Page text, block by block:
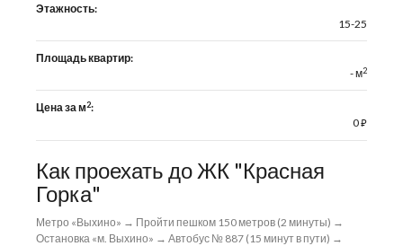
Этажность:
15-25
Площадь квартир:
- м2
Цена за м2:
0⃏
Как проехать до ЖК "Красная
Горка"
Метро «Выхино» → Пройти пешком 150 метров (2 минуты) →
Остановка «м. Выхино» → Автобус № 887 (15 минут в пути) →